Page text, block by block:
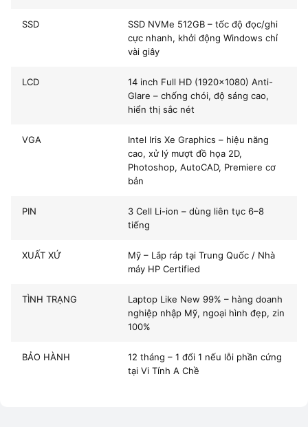
Intel Iris Xe Graphics
Trọng lượng 1.37kg – nhẹ, dễ di chuyển
3 Cell, dùng liên tục 6–8 tiếng
Tình trạng Laptop Like New 99% – hàng doanh nghiệp
11.800.000đ
Hiệu năng mạnh mẽ – Laptop HP
ProBook 640 G8 i7 1165G7 làm được
Nếu bạn đang tìm laptop văn phòng mạnh mẽ , gọn nhẹ,
cử viên hàng đầu.
bộ vi xử lý Intel Core i7 thế hệ 11
8GB và SSD 512GB
, đảm bảo:
Mở máy, khởi động Windows chỉ vài giây
Chạy cực mượt
Word, Excel, PowerPoint, Photoshop,
SSD
SSD NVMe 512GB – tốc độ đọc/ghi
cực nhanh, khởi động Windows chỉ
vài giây
LCD
14 inch Full HD (1920x1080) Anti-
Glare – chống chói, độ sáng cao,
hiển thị sắc nét
VGA
Intel Iris Xe Graphics – hiệu năng
cao, xử lý mượt đồ họa 2D,
Photoshop, AutoCAD, Premiere cơ
bản
PIN
3 Cell Li-ion – dùng liên tục 6–8
tiếng
XUẤT XỨ
Mỹ – Lắp ráp tại Trung Quốc / Nhà
máy HP Certified
TÌNH TRẠNG
Laptop Like New 99% – hàng doanh
nghiệp nhập Mỹ, ngoại hình đẹp, zin
100%
BẢO HÀNH
12 tháng – 1 đổi 1 nếu lỗi phần cứng
tại Vi Tính A Chề